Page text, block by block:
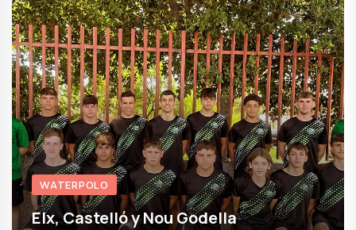
WATERPOLO
Elx, Castelló y Nou Godella